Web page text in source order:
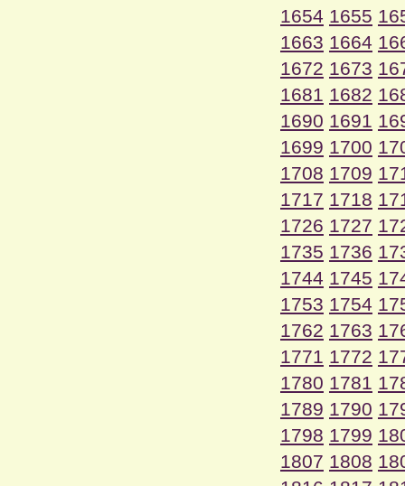
1654 1655
1663 1664
1672 1673
1681 1682
1690 1691
1699 1700
1708 1709
1717 1718
1726 1727
1735 1736
1744 1745
1753 1754
1762 1763
1771 1772
1780 1781
1789 1790
1798 1799
1807 1808